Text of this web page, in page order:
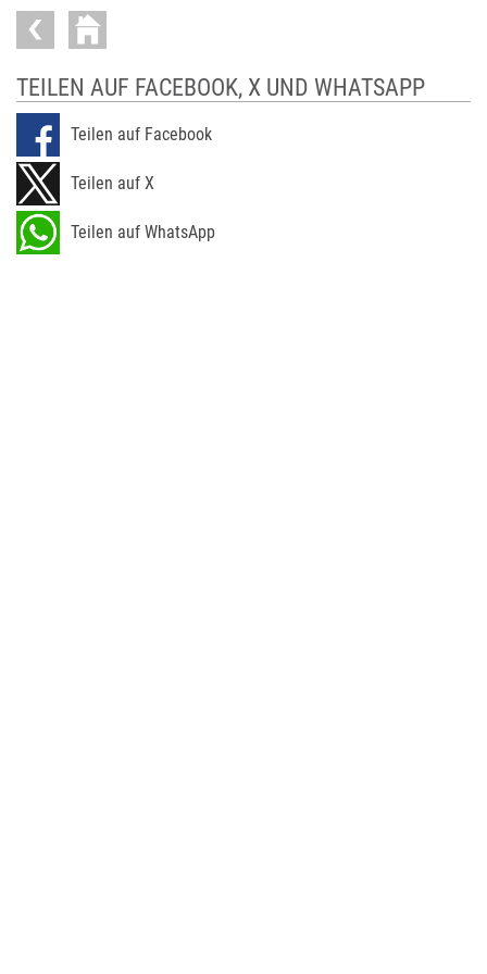
TEILEN AUF FACEBOOK, X UND WHATSAPP
Teilen auf Facebook
Teilen auf X
Teilen auf WhatsApp